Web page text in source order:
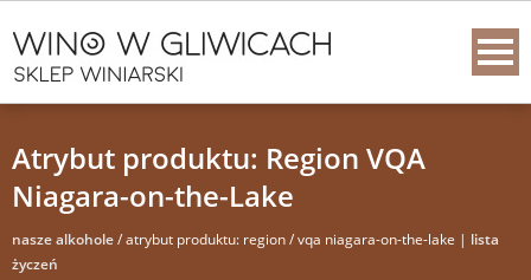
Atrybut produktu: Region VQA
Niagara-on-the-Lake
nasze alkohole/ atrybut produktu: region / vqa niagara-on-the-lake | lista
życzeń